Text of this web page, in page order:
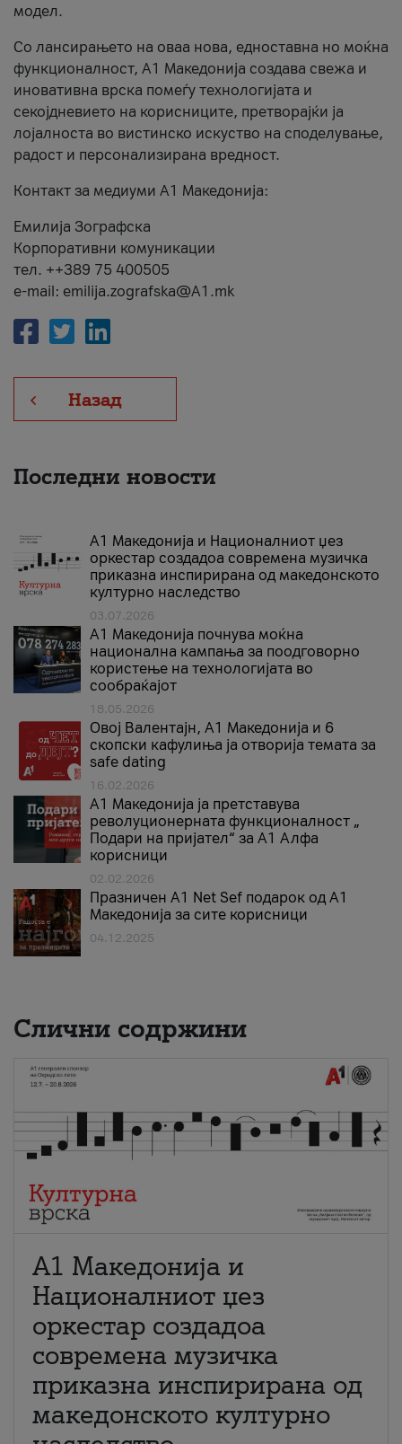
модел.
Со лансирањето на оваа нова, едноставна но моќна
функционалност, А1 Македонија создава свежа и
иновативна врска помеѓу технологијата и
секојдневието на корисниците, претворајќи ја
лојалноста во вистинско искуство на споделување,
радост и персонализирана вредност.
Контакт за медиуми А1 Македонија:
Емилија Зографска
Корпоративни комуникации
тел. ++389 75 400505
e-mail: emilija.zografska@A1.mk
Назад
Последни новости
А1 Македонија и Националниот џез
оркестар создадоа современа музичка
приказна инспирирана од македонското
културно наследство
03.07.2026
A1 Македонија почнува моќна
национална кампања за поодговорно
користење на технологијата во
сообраќајот
18.05.2026
Овој Валентајн, A1 Македонија и 6
скопски кафулиња ја отворија темата за
safe dating
16.02.2026
А1 Македонија ја претставува
револуционерната функционалност „
Подари на пријател“ за А1 Алфа
корисници
02.02.2026
Празничен A1 Net Sеf подарок од А1
Македонија за сите корисници
04.12.2025
Слични содржини
А1 Македонија и
Националниот џез
оркестар создадоа
современа музичка
приказна инспирирана од
македонското културно